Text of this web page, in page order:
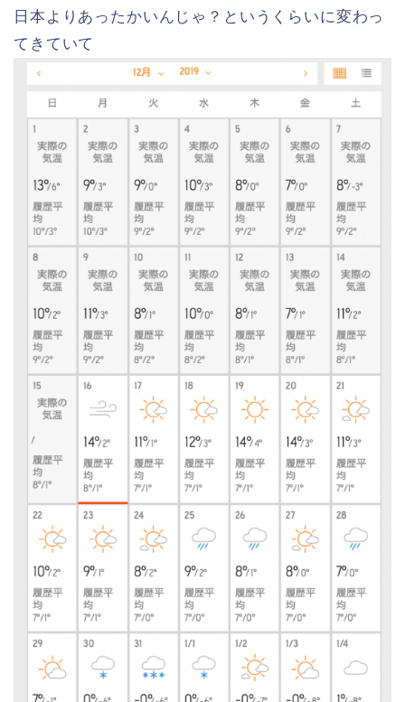
日本よりあったかいんじゃ？というくらいに変わっ
てきていて